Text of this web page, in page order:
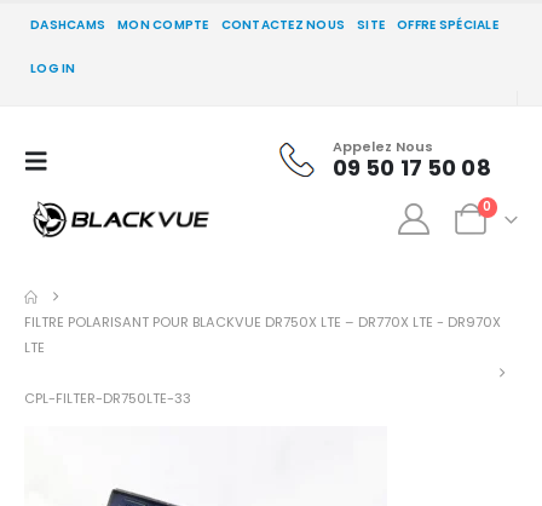
DASHCAMS MON COMPTE CONTACTEZ NOUS SITE OFFRE SPÉCIALE
LOG IN
Appelez Nous
09 50 17 50 08
0
FILTRE POLARISANT POUR BLACKVUE DR750X LTE – DR770X LTE - DR970X
LTE
CPL-FILTER-DR750LTE-33